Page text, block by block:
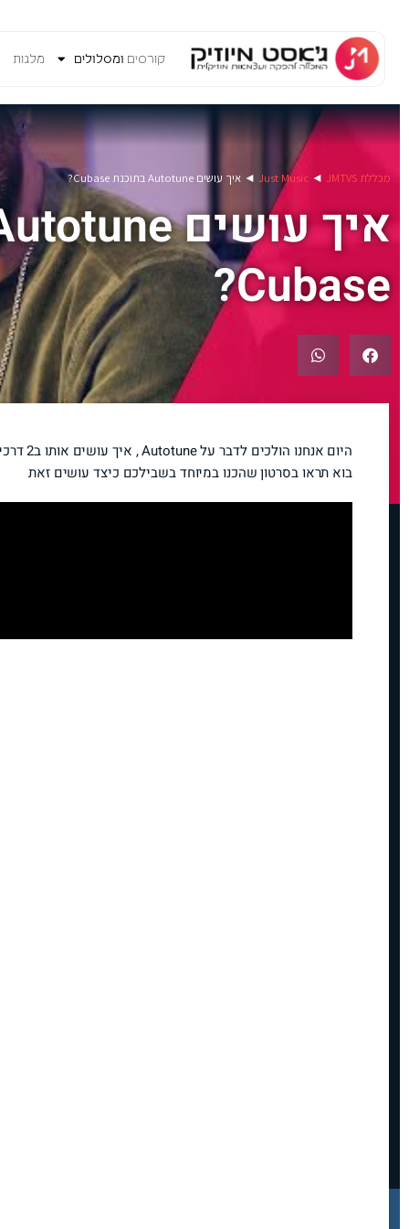
קורסים ומסלולים מלגות
מכללת Just Music ◄ JMTVS
◄ איך עושים Autotune בתוכנת Cubase?
Cubase?
היום אנחנו הולכים לדבר על Autotune , איך עושים אותו ב2 דרכים שונות בתוכנת ה
בוא תראו בסרטון שהכנו במיוחד בשבילכם כיצד עושים זאת